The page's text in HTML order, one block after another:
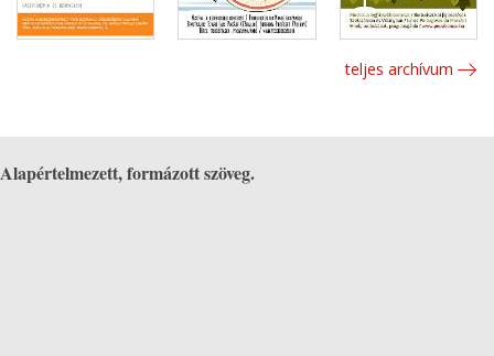
teljes archívum
Alapértelmezett, formázott szöveg.